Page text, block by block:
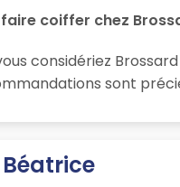
coiffer chez
considériez
sont